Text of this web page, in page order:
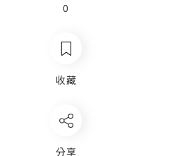
0
收藏
分享